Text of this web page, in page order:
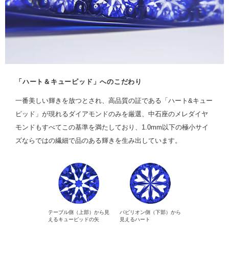
「ハート＆キューピッド」へのこだわり
一番美しい輝きを放つとされ、高品質の証である「ハート&キュー
ピッド」が現れるダイアモンドのみを厳選、中石座のメレダイヤ
モンドもすべてこの基準を満たしており、1.0mm以下の極小サイ
ズならではの繊細で品のある輝きを生み出しています。
テーブル側（上部）から見
えるキューピッドの矢
パビリオン側（下部）から
見えるハート